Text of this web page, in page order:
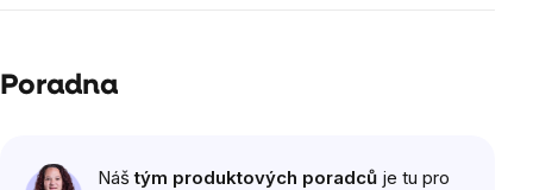
Poradna
Náštým produktových poradců je tu pro